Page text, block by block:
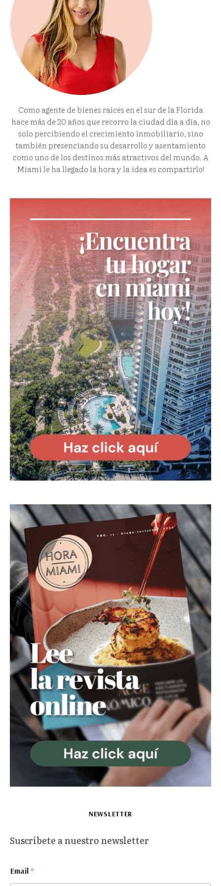
Como agente de bienes raíces en el sur de la Florida
hace más de 20 años que recorro la ciudad día a día, no
solo percibiendo el crecimiento inmobiliario, sino
también presenciando su desarrollo y asentamiento
como uno de los destinos más atractivos del mundo. A
Miami le ha llegado la hora y la idea es compartirlo!
NEWSLETTER
Suscríbete a nuestro newsletter
m
a
Email *